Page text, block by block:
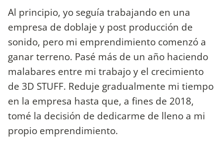
Al principio, yo seguía trabajando en una
empresa de doblaje y post producción de
sonido, pero mi emprendimiento comenzó a
ganar terreno. Pasé más de un año haciendo
malabares entre mi trabajo y el crecimiento
de 3D STUFF. Reduje gradualmente mi tiempo
en la empresa hasta que, a fines de 2018,
tomé la decisión de dedicarme de lleno a mi
propio emprendimiento.